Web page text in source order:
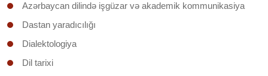
Azərbaycan dilində işgüzar və akademik kommunikasiya
Dastan yaradıcılığı
Dialektologiya
Dil tarixi